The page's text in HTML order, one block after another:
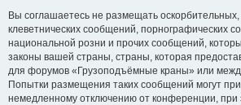
Вы соглашаетесь не размещать
клеветнических сообщений, порнографических
национальной розни и прочих сообщений,
законы вашей страны, страны, которая
для форумов «Грузоподъёмные краны» или
Попытки размещения таких сообщений могут
немедленному отключению от конференции,